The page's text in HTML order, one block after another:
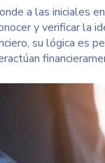
a las iniciales
y verificar la
su lógica es